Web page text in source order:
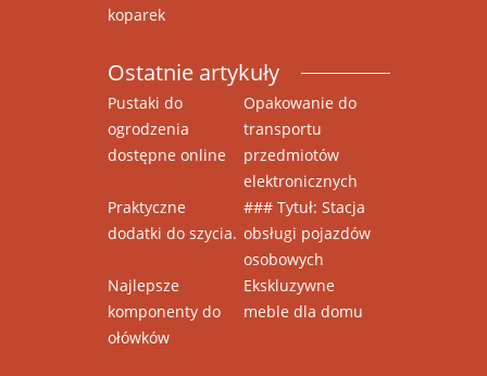
koparek
Ostatnie artykuły
Pustaki do
ogrodzenia
dostępne online
Opakowanie do
transportu
przedmiotów
elektronicznych
Praktyczne
dodatki do szycia.
### Tytuł: Stacja
obsługi pojazdów
osobowych
Najlepsze
komponenty do
ołówków
Ekskluzywne
meble dla domu